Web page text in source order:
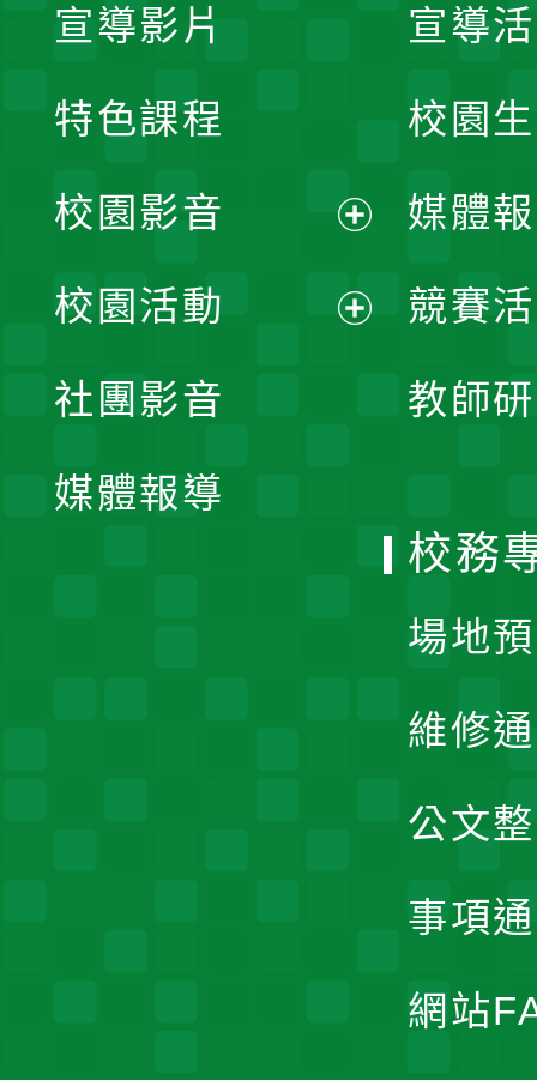
宣導
校園
媒體
競賽
教師
宣導影片
特色課程
校園影音
開
校園活動
社團影音
媒體報導
校務
場地
維修
公文
事項
網站